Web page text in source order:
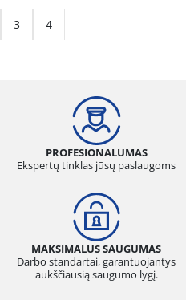
3 4
PROFESIONALUMAS
Ekspertų tinklas jūsų paslaugoms
MAKSIMALUS SAUGUMAS
Darbo standartai, garantuojantys
aukščiausią saugumo lygį.